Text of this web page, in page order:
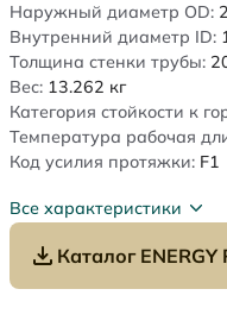
Наружный диаметр OD:
Внутренний диаметр ID:
Толщина стенки трубы:
Вес: 13.262 кг
Категория стойкости к
Температура рабочая
Код усилия протяжки: F1
Все характеристики
Каталог ENERGY